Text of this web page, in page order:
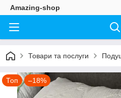
Amazing-shop
Товари та послуги
Топ –18%